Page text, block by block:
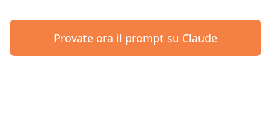
Provate ora il prompt su Claude